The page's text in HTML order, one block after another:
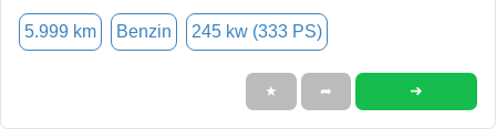
5.999 km Benzin 245 kw (333 PS)
★ ➦ ➜